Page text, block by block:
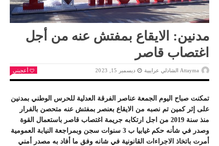
مدنين: الايقاع بمفتش عنه من أجل
اغتصاب قاصر
Attayma الشاذلي عرايبية ديسمبر 15, 2023 أعجبني
تمكنت صباح اليوم الجمعة عناصر الفرقة العدلية للحرس الوطني بمدنين
على إثر كمين تم نصبه من الايقاع بعنصر بمفتش عنه متحصن بالفرار
منذ سنة 2019 من اجل ارتكابه جريمة اغتصاب قاصر باستعمال القوة
وصدر في شأنه حكم غيابيا ب 3 سنوات سجن وبمراجعة النيابة العمومية
أمرت باتخاذ الاجراءات القانونية في شانه وفق ما أفاد به مصدر أمني